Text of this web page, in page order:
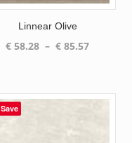
Linnear Olive
€ 58.28 – € 85.57Plage
€ 58.28
Save